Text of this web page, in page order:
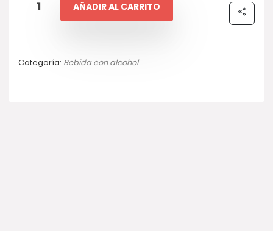
AÑADIR AL CARRITO
Categoría: Bebida con alcohol